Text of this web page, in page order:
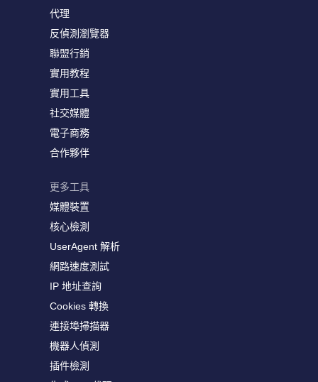
代理
反偵測瀏覽器
聯盟行銷
實用教程
實用工具
社交媒體
電子商務
合作夥伴
更多工具
媒體裝置
核心檢測
UserAgent 解析
網路速度測試
IP 地址查詢
Cookies 轉換
連接埠掃描器
機器人偵測
插件檢測